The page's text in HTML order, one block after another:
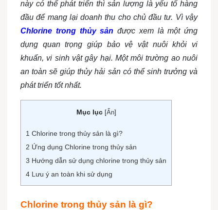
này có thể phát triển thì sản lượng là yếu tố hàng
đầu để mang lại doanh thu cho chủ đầu tư. Vì vậy
Chlorine trong thủy sản được xem là một ứng
dụng quan trọng giúp bảo vệ vật nuôi khỏi vi
khuẩn, vi sinh vật gây hại. Một môi trường ao nuôi
an toàn sẽ giúp thủy hải sản có thể sinh trưởng và
phát triển tốt nhất.
Mục lục [Ẩn]
1 Chlorine trong thủy sản là gì?
2 Ứng dụng Chlorine trong thủy sản
3 Hướng dẫn sử dụng chlorine trong thủy sản
4 Lưu ý an toàn khi sử dụng
Chlorine trong thủy sản là gì?